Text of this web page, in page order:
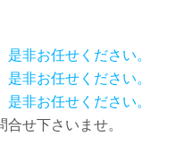
非お任せください。
非お任せください。
非お任せください。
せ下さいませ。